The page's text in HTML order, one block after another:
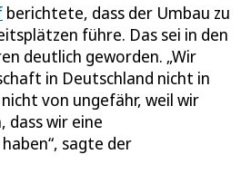
berichtete, dass der Umbau zu
führe. Das sei in den
deutlich geworden. „Wir
in Deutschland nicht in
von ungefähr, weil wir
dass wir eine
sagte der